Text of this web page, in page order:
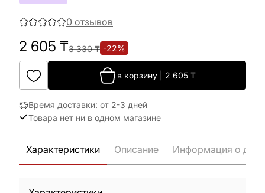
0 отзывов
2 605 ₸3 330₸ -22%
в корзину 2 605 ₸
Время доставки: от 2-3 дней
Товара нет ни в одном магазине
Характеристики Описание Информация о